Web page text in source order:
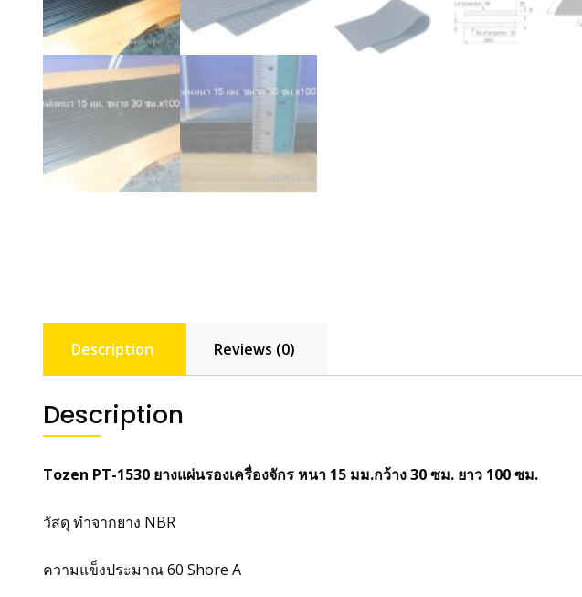
Description Reviews (0)
Description
Tozen PT-1530 ยางแผ่นรองเครื่องจักร หนา 15 มม.กว้าง 30 ซม. ยาว 100 ซม.
วัสดุ ทำจากยาง NBR
ความแข็งประมาณ 60 Shore A